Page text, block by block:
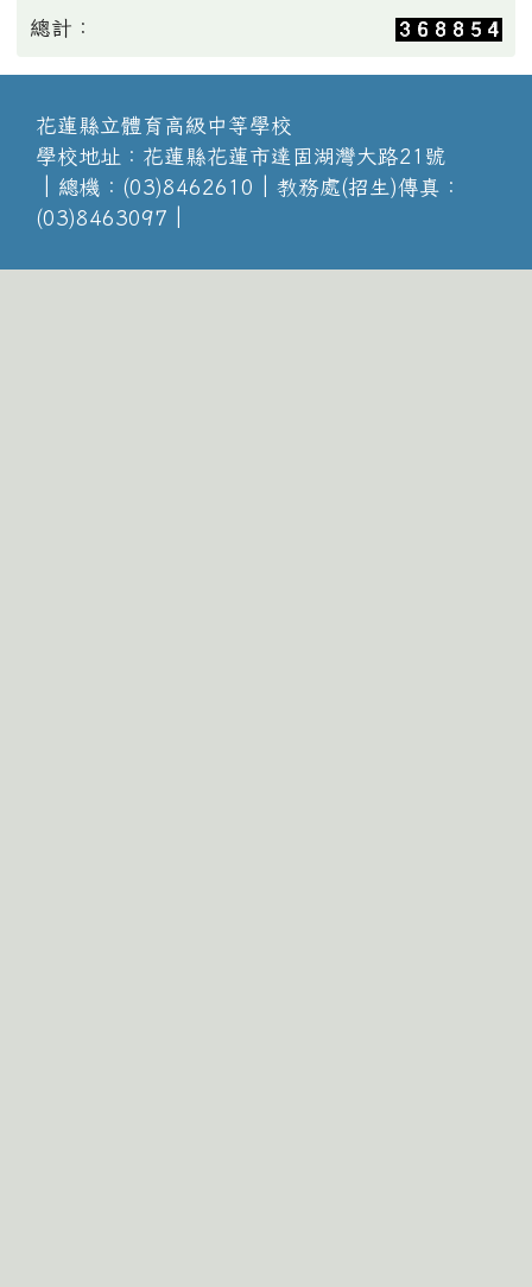
總計：
花蓮縣立體育高級中等學校
學校地址：花蓮縣花蓮市達固湖灣大路21號
│總機：(03)8462610│教務處(招生)傳真：
(03)8463097│